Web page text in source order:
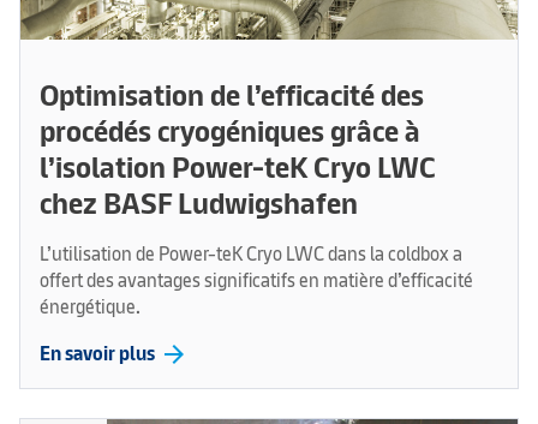
Optimisation de l’efficacité des
procédés cryogéniques grâce à
l’isolation Power-teK Cryo LWC
chez BASF Ludwigshafen
L’utilisation de Power-teK Cryo LWC dans la coldbox a
offert des avantages significatifs en matière d’efficacité
énergétique.
En savoir plus arrow_forward